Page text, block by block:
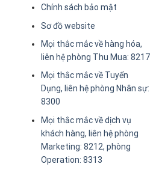
Chính sách bảo mật
Sơ đồ website
Mọi thắc mắc về hàng hóa,
liên hệ phòng Thu Mua: 8217
Mọi thắc mắc về Tuyển
Dụng, liên hệ phòng Nhân sự:
8300
Mọi thắc mắc về dịch vụ
khách hàng, liên hệ phòng
Marketing: 8212, phòng
Operation: 8313